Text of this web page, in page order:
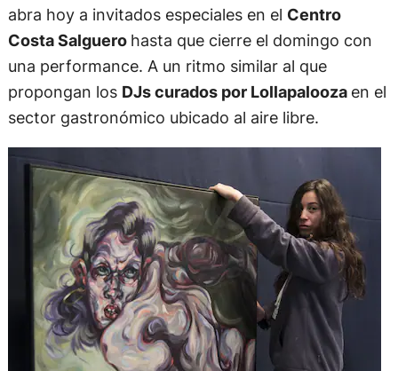
abra hoy a invitados especiales en el Centro
Costa Salguero hasta que cierre el domingo con
una performance. A un ritmo similar al que
propongan los DJs curados por Lollapalooza en el
sector gastronómico ubicado al aire libre.